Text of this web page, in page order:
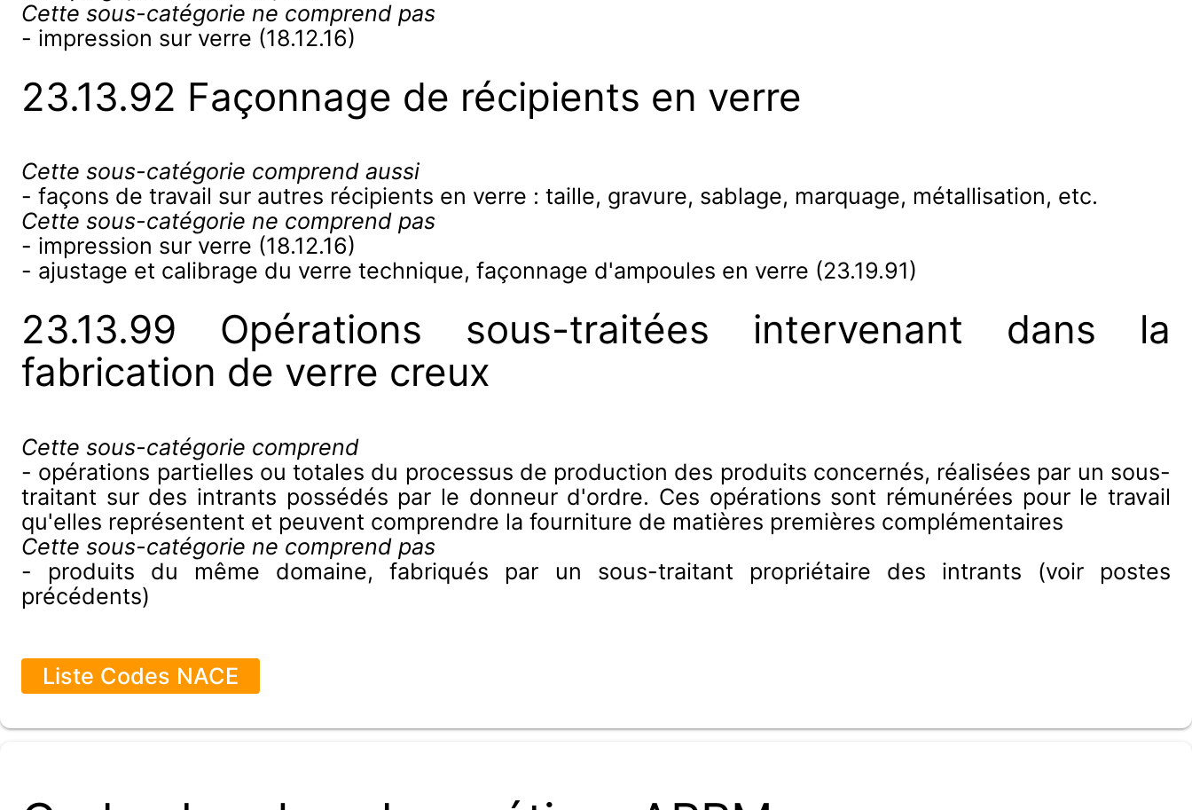
Cette sous-catégorie ne comprend pas
- impression sur verre (18.12.16)
23.13.92 Façonnage de récipients en verre
Cette sous-catégorie comprend aussi
- façons de travail sur autres récipients en verre : taille, gravure, sablage, marquage, métallisation, etc.
Cette sous-catégorie ne comprend pas
- impression sur verre (18.12.16)
- ajustage et calibrage du verre technique, façonnage d'ampoules en verre (23.19.91)
23.13.99 Opérations sous-traitées intervenant dans la
fabrication de verre creux
Cette sous-catégorie comprend
- opérations partielles ou totales du processus de production des produits concernés, réalisées par un sous-
traitant sur des intrants possédés par le donneur d'ordre. Ces opérations sont rémunérées pour le travail
qu'elles représentent et peuvent comprendre la fourniture de matières premières complémentaires
Cette sous-catégorie ne comprend pas
- produits du même domaine, fabriqués par un sous-traitant propriétaire des intrants (voir postes
précédents)
Liste Codes NACE